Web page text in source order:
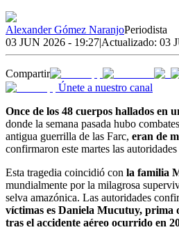
Alexander Gómez NaranjoPeriodista
03 JUN 2026 - 19:27|Actualizado: 03
Compartir
Únete a nuestro canal
Once de los 48 cuerpos hallados en
donde la semana pasada hubo
antigua guerrilla de las Farc, eran de
confirmaron este martes las autoridades
Esta tragedia coincidió con la familia
mundialmente por la milagrosa
selva amazónica. Las autoridades
víctimas es Daniela Mucutuy, prima
tras el accidente aéreo ocurrido en